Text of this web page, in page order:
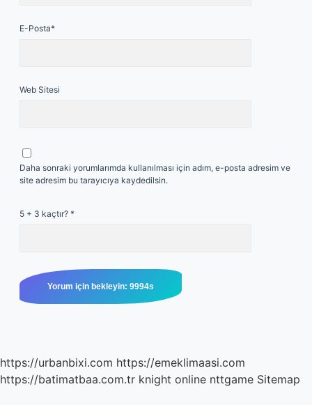
E-Posta*
Web Sitesi
Daha sonraki yorumlarımda kullanılması için adım, e-posta adresim ve
site adresim bu tarayıcıya kaydedilsin.
5 + 3 kaçtır? *
https://urbanbixi.com https://emeklimaasi.com
https://batimatbaa.com.tr knight online nttgame Sitemap